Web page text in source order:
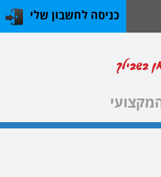
כניסה לחשבון שלי
בשבילך